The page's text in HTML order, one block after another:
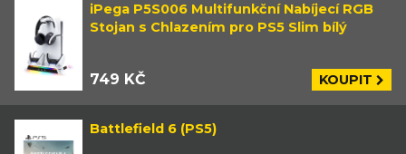
iPega P5S006 Multifunkční Nabíjecí RGB
Stojan s Chlazením pro PS5 Slim bílý
749 KČ KOUPIT
Battlefield 6 (PS5)